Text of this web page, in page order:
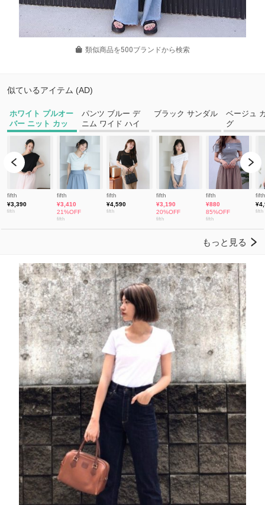
類似商品を500ブランドから検索